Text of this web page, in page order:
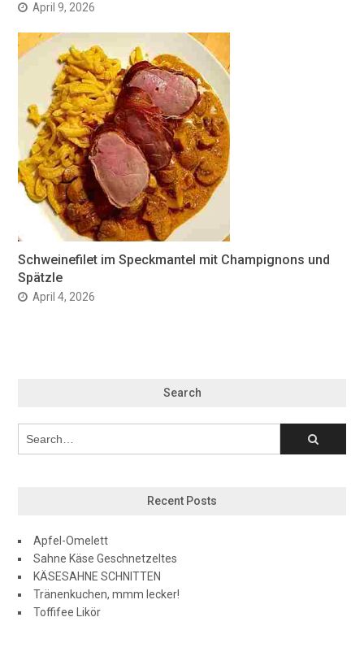
April 9, 2026
Schweinefilet im Speckmantel mit Champignons und
Spätzle
April 4, 2026
Search
Recent Posts
Apfel-Omelett
Sahne Käse Geschnetzeltes
KÄSESAHNE SCHNITTEN
Tränenkuchen, mmm lecker!
Toffifee Likör